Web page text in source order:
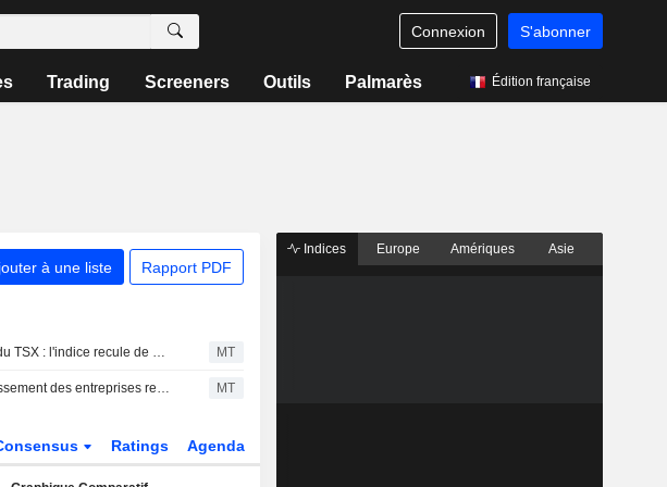
Connexion S'abonner
Trading Screeners Outils Palmarès Édition française
à une liste Rapport PDF
Clôture du TSX : l'indice recule de son sommet historique, le repli de la technologie éclipsant la progression de l'énergie portée par le pétrole MT
L'investissement des entreprises rebondit au Canada sous l'impulsion de l'intelligence artificielle, selon la Banque Nationale MT
Ratings Agenda
Indices Europe Amériques Asie